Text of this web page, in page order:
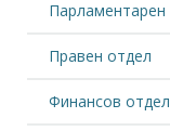
Парламентарен
Правен отдел
Финансов отдел